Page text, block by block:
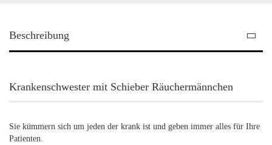
Beschreibung
Krankenschwester mit Schieber Räuchermännchen
Sie kümmern sich um jeden der krank ist und geben immer alles für Ihre
Patienten.